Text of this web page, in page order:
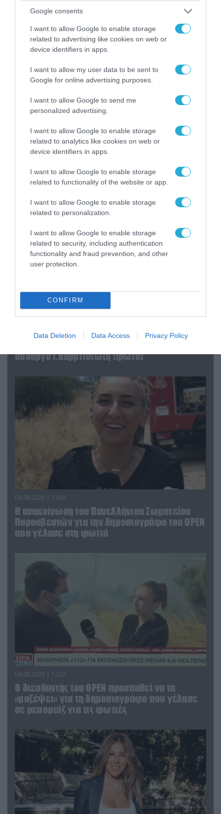
Google consents
I want to allow Google to enable storage
related to advertising like cookies on web or
device identifiers in apps.
I want to allow my user data to be sent to
Google for online advertising purposes.
I want to allow Google to send me
personalized advertising.
I want to allow Google to enable storage
related to analytics like cookies on web or
device identifiers in apps.
I want to allow Google to enable storage
related to functionality of the website or app.
I want to allow Google to enable storage
related to personalization.
I want to allow Google to enable storage
related to security, including authentication
functionality and fraud prevention, and other
user protection.
CONFIRM
Data Deletion Data Access Privacy Policy
Αθήνα: Απομακρύνθηκαν παράνομα
αντικείμενα από κοινόχρηστους χώρους
06.08.2026 | 09:03
«Οι εντελώς αθώοι»: Η ανάρτηση του Αρκά για
τα ζώα που χάθηκαν στις πυρκαγιές της
04.08.2026 | 15:02
υπουργό Ι.Βαρβιτσιώτη (φωτο)
04.08.2026 | 13:02
Η ανακοίνωση του Πανελλήνιου Σωματείου
Πυροσβεστών για την δημοσιογράφο του OPEN
που γέλασε στη φωτιά
04.08.2026 | 12:02
O διευθυντής του OPEN προσπαθεί να τα
«μαζέψει» για τη δημοσιογράφο που γέλασε
σε ρεπορτάζ για τις φωτιές